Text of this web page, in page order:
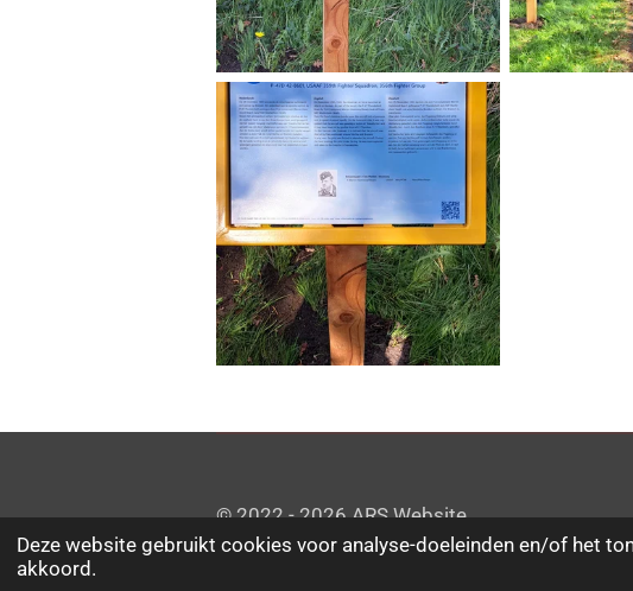
Deze website gebruikt cookies voor analyse-doeleinden en/of het
akkoord.
© 2022 - 2026 ARS Website